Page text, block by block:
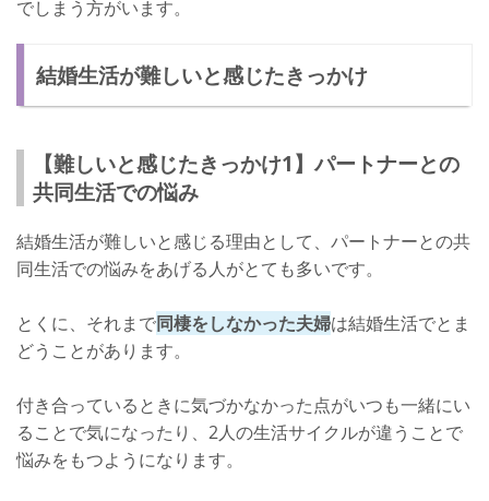
でしまう方がいます。
結婚生活が難しいと感じたきっかけ
【難しいと感じたきっかけ1】パートナーとの
共同生活での悩み
結婚生活が難しいと感じる理由として、パートナーとの共
同生活での悩みをあげる人がとても多いです。
とくに、それまで同棲をしなかった夫婦は結婚生活でとま
どうことがあります。
付き合っているときに気づかなかった点がいつも一緒にい
ることで気になったり、2人の生活サイクルが違うことで
悩みをもつようになります。